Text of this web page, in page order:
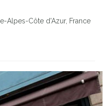
Alpes-Côte d'Azur, France